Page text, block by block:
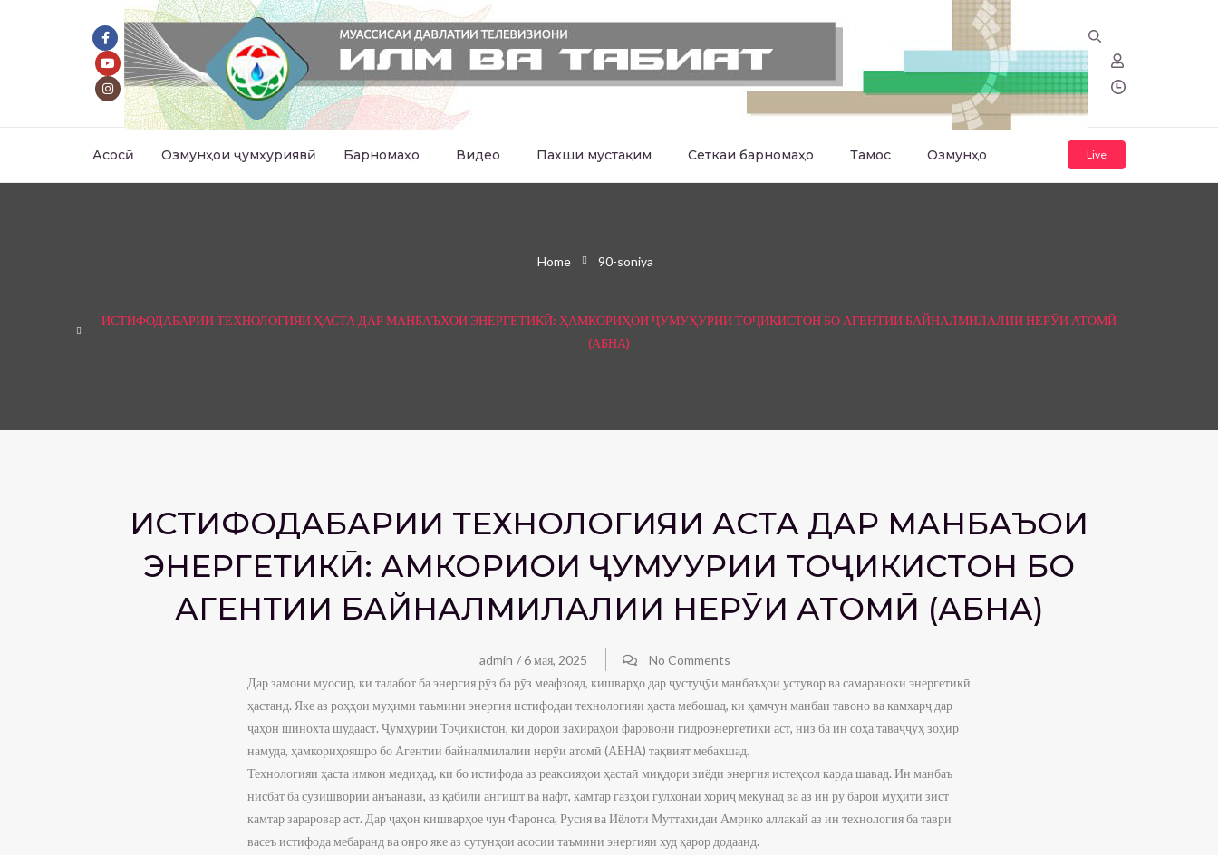
Асосӣ Озмунҳои ҷумҳуриявӣ Барномаҳо Видео Пахши мустақим Сеткаи барномаҳо Тамос Озмунҳо Live
Home 90-soniya
ИСТИФОДАБАРИИ ТЕХНОЛОГИЯИ ҲАСТА ДАР МАНБАЪҲОИ ЭНЕРГЕТИКӢ: ҲАМКОРИҲОИ ҶУМУҲУРИИ ТОҶИКИСТОН БО АГЕНТИИ БАЙНАЛМИЛАЛИИ НЕРӮИ АТОМӢ
(АБНА)
ИСТИФОДАБАРИИ ТЕХНОЛОГИЯИ ҲАСТА ДАР МАНБАЪҲОИ
ЭНЕРГЕТИКӢ: ҲАМКОРИҲОИ ҶУМУҲУРИИ ТОҶИКИСТОН БО
АГЕНТИИ БАЙНАЛМИЛАЛИИ НЕРӮИ АТОМӢ (АБНА)
admin /6 мая, 2025
No Comments
Дар замони муосир, ки талабот ба энергия рӯз ба рӯз меафзояд, кишварҳо дар ҷустуҷӯи манбаъҳои устувор ва самараноки энергетикӣ
ҳастанд. Яке аз роҳҳои муҳими таъмини энергия истифодаи технологияи ҳаста мебошад, ки ҳамчун манбаи тавоно ва камхарҷ дар
ҷаҳон шинохта шудааст. Ҷумҳурии Тоҷикистон, ки дорои захираҳои фаровони гидроэнергетикӣ аст, низ ба ин соҳа таваҷҷуҳ зоҳир
намуда, ҳамкориҳояшро бо Агентии байналмилалии нерӯи атомӣ (АБНА) тақвият мебахшад.
Технологияи ҳаста имкон медиҳад, ки бо истифода аз реаксияҳои ҳастаӣ миқдори зиёди энергия истеҳсол карда шавад. Ин манбаъ
нисбат ба сӯзишвории анъанавӣ, аз қабили ангишт ва нафт, камтар газҳои гулхонаӣ хориҷ мекунад ва аз ин рӯ барои муҳити зист
камтар зараровар аст. Дар ҷаҳон кишварҳое чун Фаронса, Русия ва Иёлоти Муттаҳидаи Амрико аллакай аз ин технология ба таври
васеъ истифода мебаранд ва онро яке аз сутунҳои асосии таъмини энергияи худ қарор додаанд.